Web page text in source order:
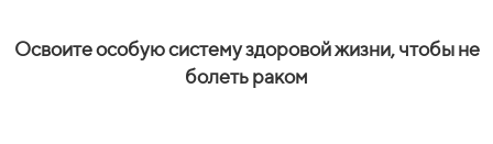
Освоите особую систему здоровой жизни, чтобы не
болеть раком